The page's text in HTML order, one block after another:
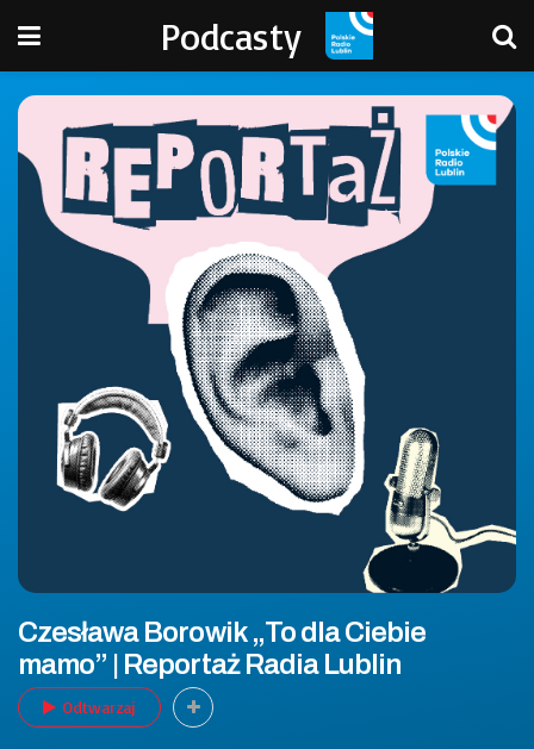
Podcasty
Czesława Borowik „To dla Ciebie
mamo” | Reportaż Radia Lublin
Odtwarzaj